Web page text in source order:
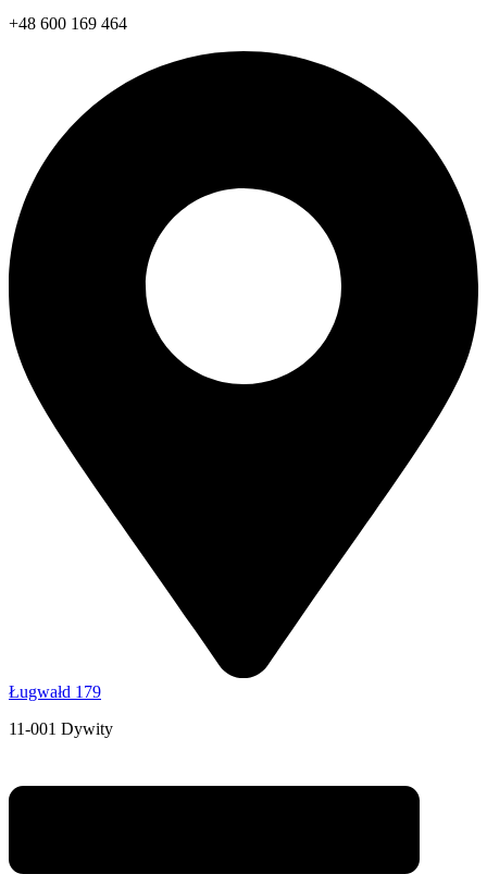
+48 600 169 464
Ługwałd 179
11-001 Dywity